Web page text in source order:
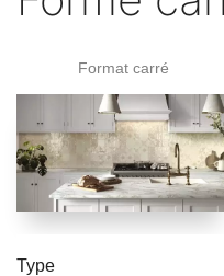
Format carré
Type